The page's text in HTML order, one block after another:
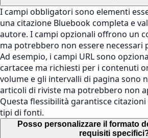
I campi obbligatori sono elementi
una citazione Bluebook completa e
autore. I campi opzionali offrono un
ma potrebbero non essere
Ad esempio, i campi URL sono
cartacee ma richiesti per i contenuti
volume e gli intervalli di pagina sono
articoli di riviste ma potrebbero non
Questa flessibilità garantisce
tipi di fonti.
Posso personalizzare il formato
requisiti